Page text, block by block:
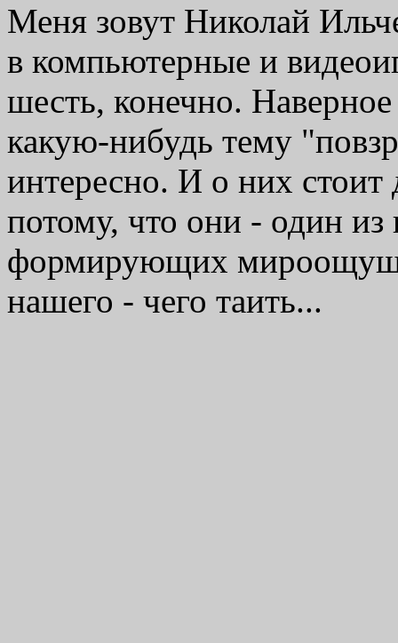
Меня зовут Николай
в компьютерные и
шесть, конечно.
какую-нибудь тему
интересно. И о них стоит
потому, что они - один
формирующих
нашего - чего таить...